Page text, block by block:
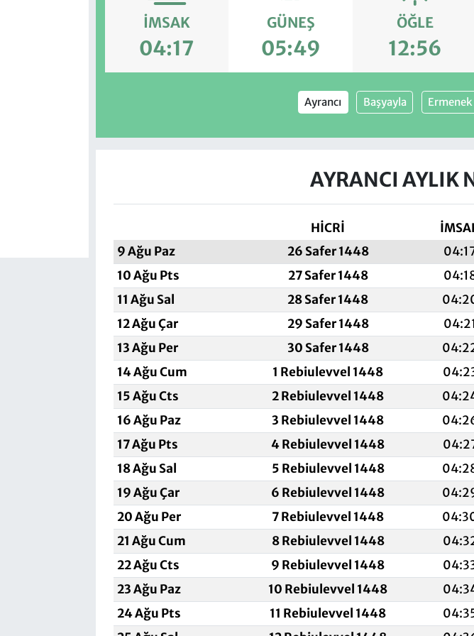
İMSAK
04:17
GÜNEŞ
05:49
ÖĞLE
12:56
Ayrancı Başyayla Ermenek
AYRANCI AYLIK
HİCRİ
9 Ağu Paz
26 Safer 1448
10 Ağu Pts
27 Safer 1448
11 Ağu Sal
28 Safer 1448
12 Ağu Çar
29 Safer 1448 04:21
13 Ağu Per
30 Safer 1448
14 Ağu Cum
1 Rebiulevvel 1448
15 Ağu Cts
2 Rebiulevvel 1448
16 Ağu Paz
3 Rebiulevvel 1448
17 Ağu Pts
4 Rebiulevvel 1448
18 Ağu Sal
5 Rebiulevvel 1448
19 Ağu Çar
6 Rebiulevvel 1448
20 Ağu Per
7 Rebiulevvel 1448
21 Ağu Cum
8 Rebiulevvel 1448
22 Ağu Cts
9 Rebiulevvel 1448
23 Ağu Paz
10 Rebiulevvel 1448
24 Ağu Pts
11 Rebiulevvel 1448